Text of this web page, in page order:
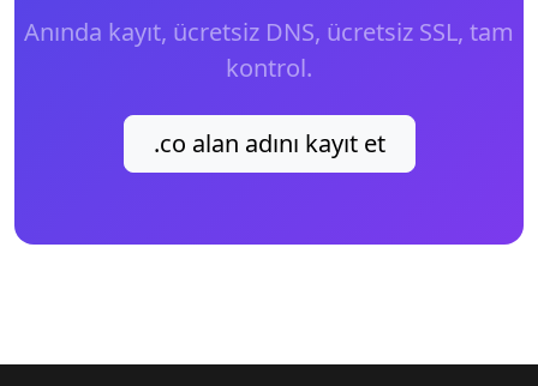
Anında kayıt, ücretsiz DNS, ücretsiz SSL, tam
kontrol.
.co alan adını kayıt et